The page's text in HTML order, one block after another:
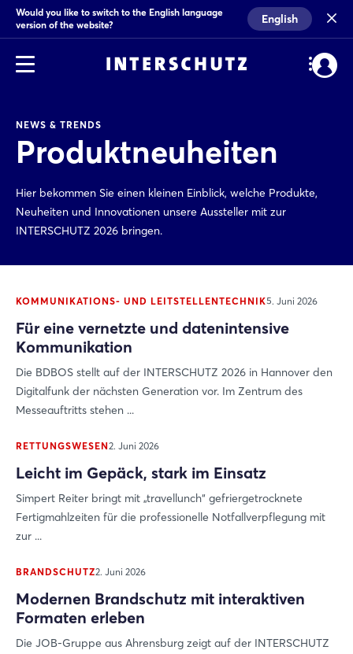
Would you like to switch to the English language
version of the website?
English
NEWS & TRENDS
Produktneuheiten
Hier bekommen Sie einen kleinen Einblick, welche Produkte,
Neuheiten und Innovationen unsere Aussteller mit zur
INTERSCHUTZ 2026 bringen.
KOMMUNIKATIONS- UND LEITSTELLENTECHNIK5. Juni 2026
Für eine vernetzte und datenintensive
Kommunikation
Die BDBOS stellt auf der INTERSCHUTZ 2026 in Hannover den
Digitalfunk der nächsten Generation vor. Im Zentrum des
Messeauftritts stehen ...
RETTUNGSWESEN2. Juni 2026
Leicht im Gepäck, stark im Einsatz
Simpert Reiter bringt mit „travellunch“ gefriergetrocknete
Fertigmahlzeiten für die professionelle Notfallverpflegung mit
zur ...
BRANDSCHUTZ2. Juni 2026
Modernen Brandschutz mit interaktiven
Formaten erleben
Die JOB-Gruppe aus Ahrensburg zeigt auf der INTERSCHUTZ